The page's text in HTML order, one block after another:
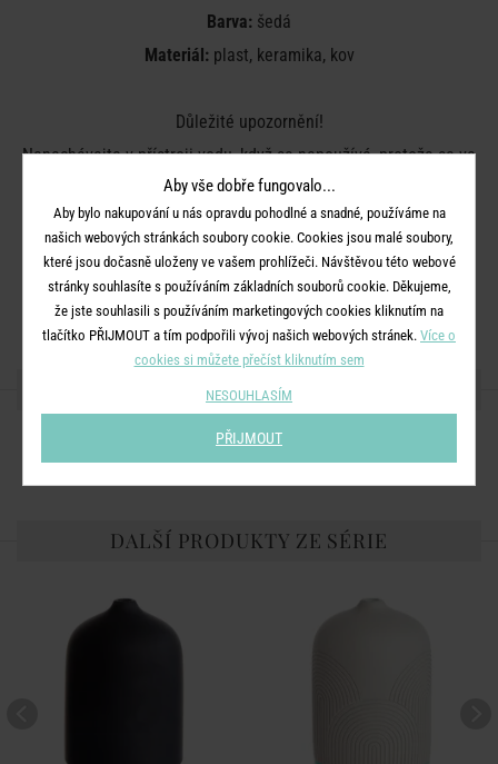
Barva: šedá
Materiál: plast, keramika, kov
Důležité upozornění!
Nenechávejte v přístroji vodu, když se nepoužívá, protože se ve
stojaté vodě mohou množit bakterie a plísně. Voda v nádržce
produktu se musí měnit minimálně každé tři dny, bez ohledu na
vizuální čistotu zařízení nebo vody.
SDÍLEJTE S PŘÁTELI
DALŠÍ PRODUKTY ZE SÉRIE
Aby vše dobře fungovalo...
Aby bylo nakupování u nás opravdu pohodlné a snadné, používáme na
našich webových stránkách soubory cookie. Cookies jsou malé soubory,
které jsou dočasně uloženy ve vašem prohlížeči. Návštěvou této webové
stránky souhlasíte s používáním základních souborů cookie. Děkujeme,
že jste souhlasili s používáním marketingových cookies kliknutím na
tlačítko PŘIJMOUT a tím podpořili vývoj našich webových stránek. Více o
cookies si můžete přečíst kliknutím sem
NESOUHLASÍM
PŘIJMOUT